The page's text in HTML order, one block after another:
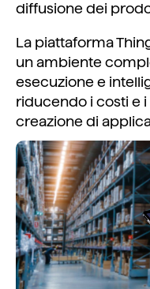
diffusione dei
La piattaforma
un ambiente
esecuzione e
riducendo i costi e i
creazione di